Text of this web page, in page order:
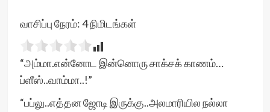
வாசிப்பு நேரம்:4நிமிடங்கள்
“அம்மா.என்னோட இன்னொரு சாக்சக் காணம்…
ப்ளீஸ்..வாம்மா..!”
“பப்லு..எத்தன ஜோடி இருக்கு..அலமாரியில நல்லா